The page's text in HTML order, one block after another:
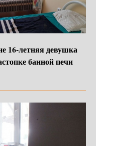
16‑летняя девушка
банной печи